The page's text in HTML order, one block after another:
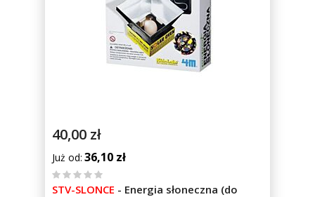
40,00 zł
Już od 36,10 zł
%
STV-SLONCE - Energia słoneczna (do